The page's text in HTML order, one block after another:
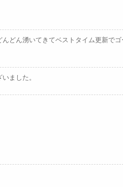
どん湧いてきてベストタイム更新で
ました。